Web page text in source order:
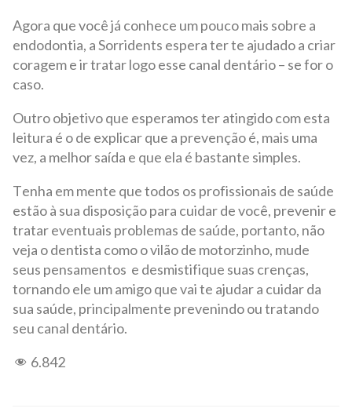
Agora que você já conhece um pouco mais sobre a
endodontia, a Sorridents espera ter te ajudado a criar
coragem e ir tratar logo esse canal dentário – se for o
caso.
Outro objetivo que esperamos ter atingido com esta
leitura é o de explicar que a prevenção é, mais uma
vez, a melhor saída e que ela é bastante simples.
Tenha em mente que todos os profissionais de saúde
estão à sua disposição para cuidar de você, prevenir e
tratar eventuais problemas de saúde, portanto, não
veja o dentista como o vilão de motorzinho, mude
seus pensamentos e desmistifique suas crenças,
tornando ele um amigo que vai te ajudar a cuidar da
sua saúde, principalmente prevenindo ou tratando
seu canal dentário.
6.842